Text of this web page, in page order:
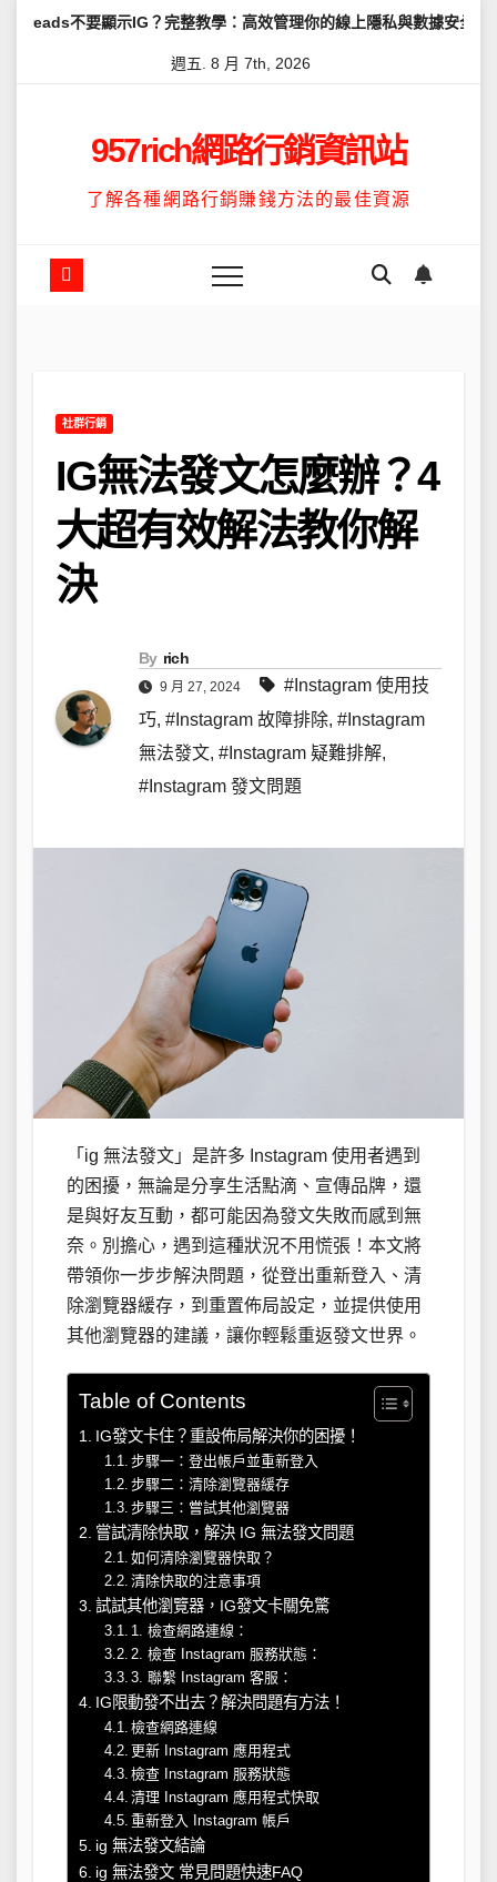
IG？完整教學：高效管理你的線上隱私與數據安全 怎麼讓
週五. 8 月 7th, 2026
957rich網路行銷資訊站
了解各種網路行銷賺錢方法的最佳資源
社群行銷
IG無法發文怎麼辦？4
大超有效解法教你解
決
By rich
9 月 27, 2024
#Instagram 使用技
巧, #Instagram 故障排除, #Instagram
無法發文, #Instagram 疑難排解,
#Instagram 發文問題
「ig 無法發文」是許多 Instagram 使用者遇到
的困擾，無論是分享生活點滴、宣傳品牌，還
是與好友互動，都可能因為發文失敗而感到無
奈。別擔心，遇到這種狀況不用慌張！本文將
帶領你一步步解決問題，從登出重新登入、清
除瀏覽器緩存，到重置佈局設定，並提供使用
其他瀏覽器的建議，讓你輕鬆重返發文世界。
Table of Contents
IG發文卡住？重設佈局解決你的困擾！
步驟一：登出帳戶並重新登入
步驟二：清除瀏覽器緩存
步驟三：嘗試其他瀏覽器
嘗試清除快取，解決 IG 無法發文問題
如何清除瀏覽器快取？
清除快取的注意事項
試試其他瀏覽器，IG發文卡關免驚
1. 檢查網路連線：
2. 檢查 Instagram 服務狀態：
3. 聯繫 Instagram 客服：
IG限動發不出去？解決問題有方法！
檢查網路連線
更新 Instagram 應用程式
檢查 Instagram 服務狀態
清理 Instagram 應用程式快取
重新登入 Instagram 帳戶
ig 無法發文結論
ig 無法發文 常見問題快速FAQ